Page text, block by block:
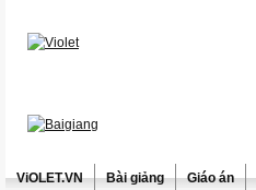
ViOLET.VN Bài giảng Giáo án